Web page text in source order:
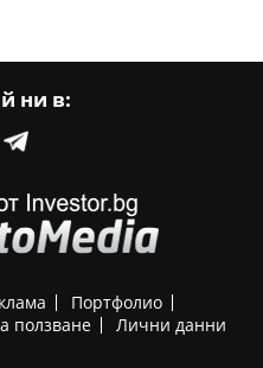
ни в:
Портфолио
ползване Лични данни